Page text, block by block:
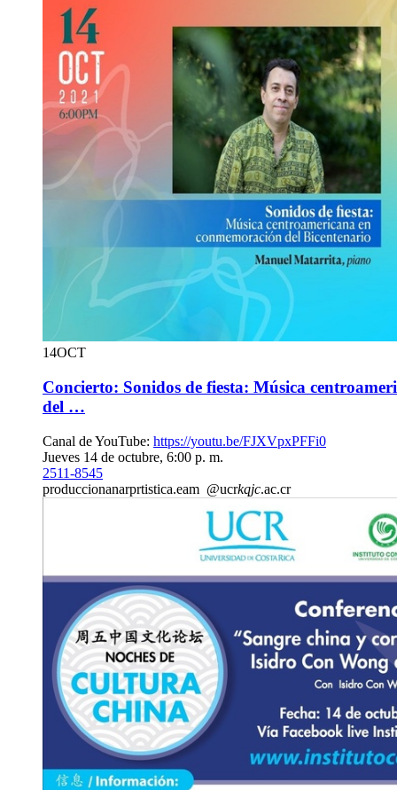
14OCT
Concierto: Sonidos de fiesta: Música
del …
Canal de YouTube: https://youtu.be/FJXVpxPFFi0
Jueves 14 de octubre, 6:00 p. m.
2511-8545
produccionanarprtistica.eam @ucrkqjc.ac.cr